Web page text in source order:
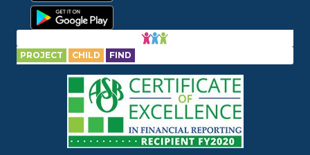
PROJECT CHILD FIND